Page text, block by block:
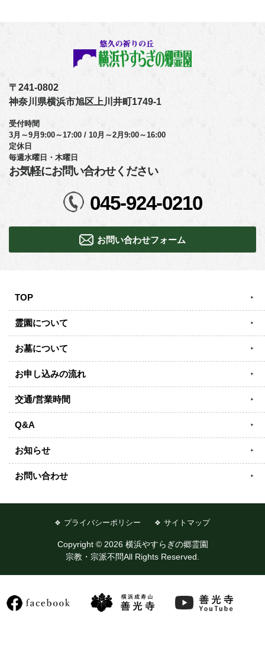
〒241-0802
神奈川県横浜市旭区上川井町1749-1
受付時間
3月～9月9:00～17:00 / 10月～2月9:00～16:00
定休日
毎週水曜日・木曜日
お気軽にお問い合わせください
045-924-0210
お問い合わせフォーム
TOP
霊園について
お墓について
お申し込みの流れ
交通/営業時間
Q&A
お知らせ
お問い合わせ
プライバシーポリシー サイトマップ
Copyright © 2026 横浜やすらぎの郷霊園
宗教・宗派不問All Rights Reserved.